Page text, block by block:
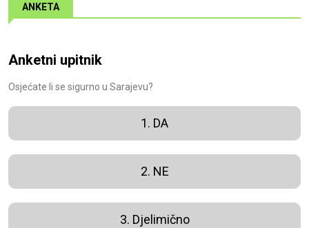
ANKETA
Anketni upitnik
Osjećate li se sigurno u Sarajevu?
1. DA
2. NE
3. Djelimično